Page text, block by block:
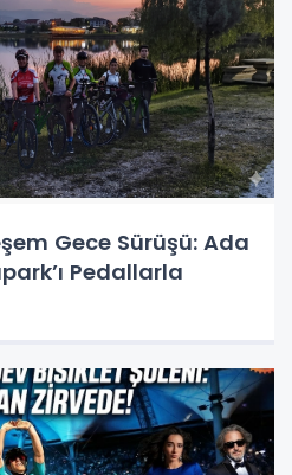
Gece Sürüşü: Ada
Pedallarla